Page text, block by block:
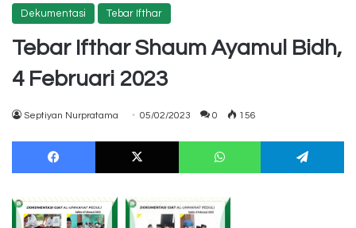
Dekumentasi Tebar Ifthar
Tebar Ifthar Shaum Ayamul Bidh,
4 Februari 2023
Septiyan Nurpratama 05/02/2023 0 156
Facebook X WhatsApp